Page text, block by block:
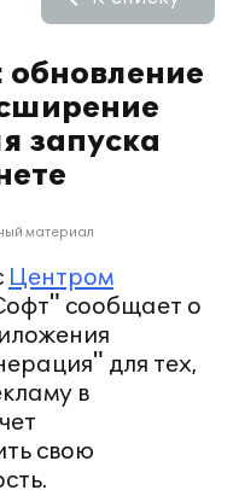
запуска
материал
Центром
сообщает о
для тех,
в
свою